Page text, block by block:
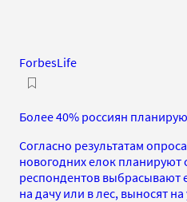
ForbesLife
Более 40% россиян
Согласно результатам
новогодних елок планируют
респондентов выбрасывают
на дачу или в лес, выносят на